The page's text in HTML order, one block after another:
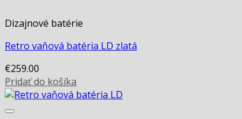
Dizajnové batérie
Retro vaňová batéria LD zlatá
€259.00
Pridať do košíka